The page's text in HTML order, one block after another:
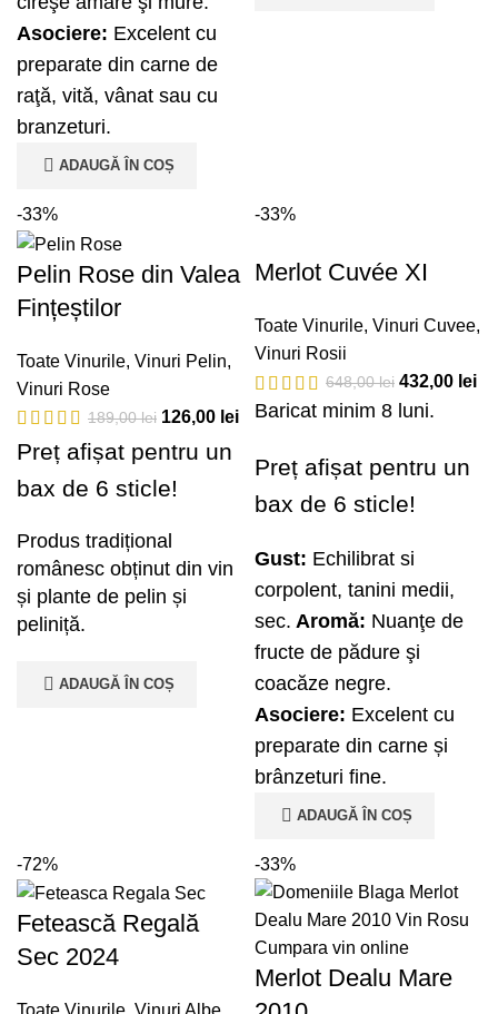
Asociere: Excelent cu
preparate din carne de
raţă, vită, vânat sau cu
branzeturi.
ADAUGĂ ÎN COȘ
-33%
Pelin Rose din Valea
Fințeștilor
Toate Vinurile, Vinuri Pelin,
Vinuri Rose
189,00lei 126,00 lei
Preț afișat pentru un
bax de 6 sticle!
Produs tradițional
românesc obținut din vin
și plante de pelin și
peliniță.
ADAUGĂ ÎN COȘ
-33%
Merlot Cuvée XI
Toate Vinurile, Vinuri Cuvee,
Vinuri Rosii
648,00lei 432,00 lei
Baricat minim 8 luni.
Preț afișat pentru un
bax de 6 sticle!
Gust: Echilibrat si
corpolent, tanini medii,
sec. Aromă: Nuanţe de
fructe de pădure şi
coacăze negre.
Asociere: Excelent cu
preparate din carne și
brânzeturi fine.
ADAUGĂ ÎN COȘ
-72%
Fetească Regală
Sec 2024
Toate Vinurile Vinuri Albe
-33%
Merlot Dealu Mare